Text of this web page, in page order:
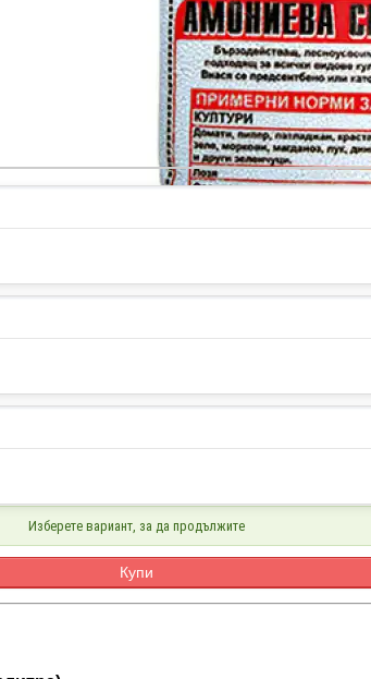
Изберете вариант, за да продължите
Купи